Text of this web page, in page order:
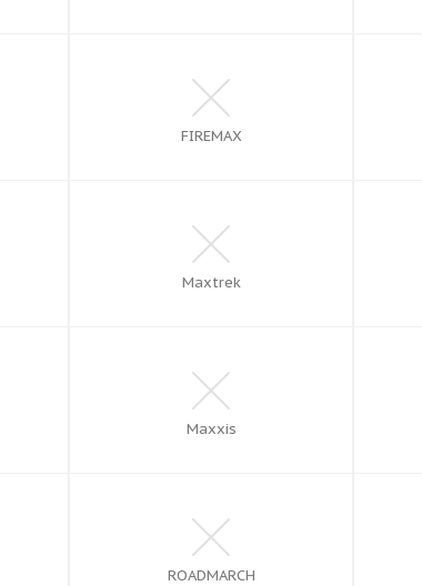
FIREMAX
Maxtrek
Maxxis
ROADMARCH